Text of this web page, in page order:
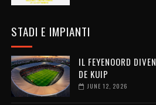
STADI E IMPIANTI
IL FEYENOORD
DE KUIP
JUNE 12, 2026